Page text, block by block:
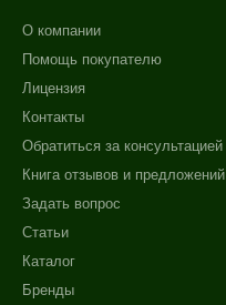
О компании
Помощь покупателю
Лицензия
Контакты
Обратиться за консультацией
Книга отзывов и предложений
Задать вопрос
Статьи
Каталог
Бренды